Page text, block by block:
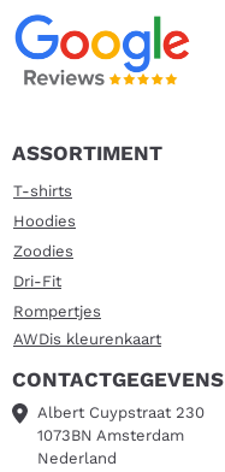
ASSORTIMENT
T-shirts
Hoodies
Zoodies
Dri-Fit
Rompertjes
AWDis kleurenkaart
CONTACTGEGEVENS
Albert Cuypstraat 230
1073BN Amsterdam
Nederland